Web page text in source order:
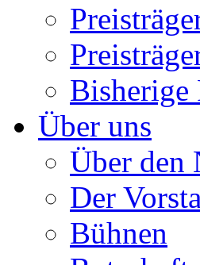
Bisherige
Über uns
Über den
Der
Bühnen